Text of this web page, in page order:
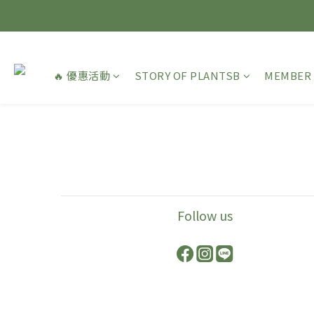
🔥 優惠活動 STORY OF PLANTSB
Follow us